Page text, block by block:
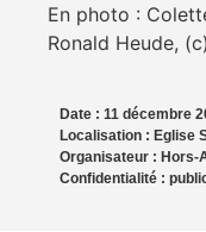
En photo :
Ronald Heude,
Date : 11 décembre
Localisation : Eglise
Organisateur : Hors-
Confidentialité :